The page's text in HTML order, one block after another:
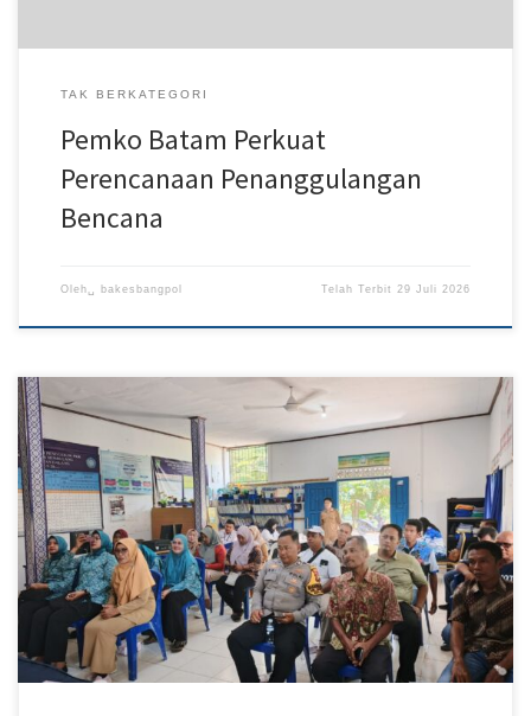
TAK BERKATEGORI
Pemko Batam Perkuat
Perencanaan Penanggulangan
Bencana
Oleh␣ bakesbangpol Telah Terbit29 Juli 2026
Batam – Badan Kesatuan Bangsa dan Politik (Kesbangpol) Kota
Batam menggelar Kegiatan Pembekalan Satuan Tugas (Satgas)
Kelurahan Bersih Narkoba (Bersinar) yang berlangsung di Fasilitas
Umum (Fasum) Kelurahan Sembulang, Kecamatan Galang, pada
Senin, 27 Juli 2026. Kegiatan ini merupakan bagian dari komitmen
Pemerintah Kota Batam dalam mendukung upaya Pencegahan
dan Pemberantasan […]